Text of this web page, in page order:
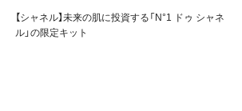
【シャネル】未来の肌に投資する「N°1 ドゥ シャネ
ル」の限定キット